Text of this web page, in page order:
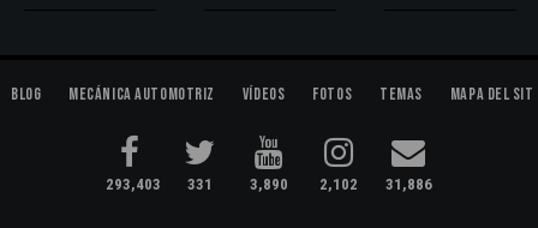
Blog Mecánica Automotriz Vídeos Fotos Temas Mapa del
293,403 331 3,890 2,102 31,886